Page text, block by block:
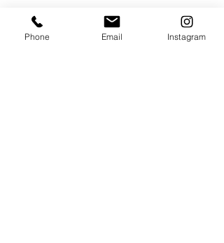
𝘓𝘦𝘴 𝘱𝘦𝘵𝘪𝘵𝘴 𝘱𝘭𝘶𝘴 𝘥𝘦 𝘭'𝘦𝘷𝘦𝘯𝘦𝘮𝘦𝘯𝘵 :
Phone Email Instagram